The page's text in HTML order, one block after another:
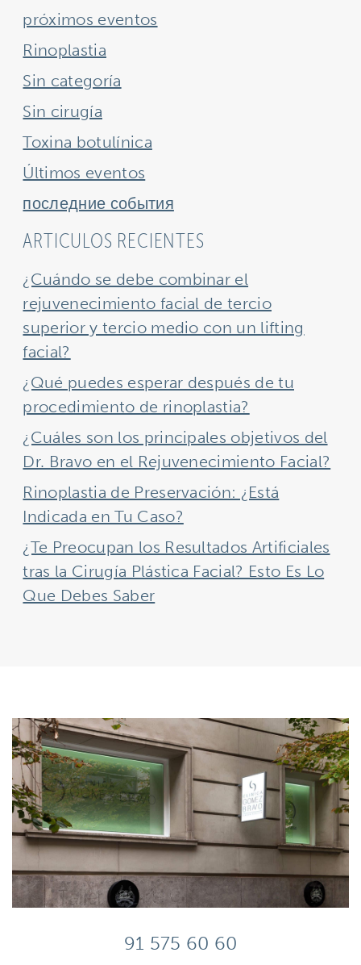
próximos eventos
Rinoplastia
Sin categoría
Sin cirugía
Toxina botulínica
Últimos eventos
последние события
ARTICULOS RECIENTES
¿Cuándo se debe combinar el
rejuvenecimiento facial de tercio
superior y tercio medio con un lifting
facial?
¿Qué puedes esperar después de tu
procedimiento de rinoplastia?
¿Cuáles son los principales objetivos del
Dr. Bravo en el Rejuvenecimiento Facial?
Rinoplastia de Preservación: ¿Está
Indicada en Tu Caso?
¿Te Preocupan los Resultados Artificiales
tras la Cirugía Plástica Facial? Esto Es Lo
Que Debes Saber
91 575 60 60